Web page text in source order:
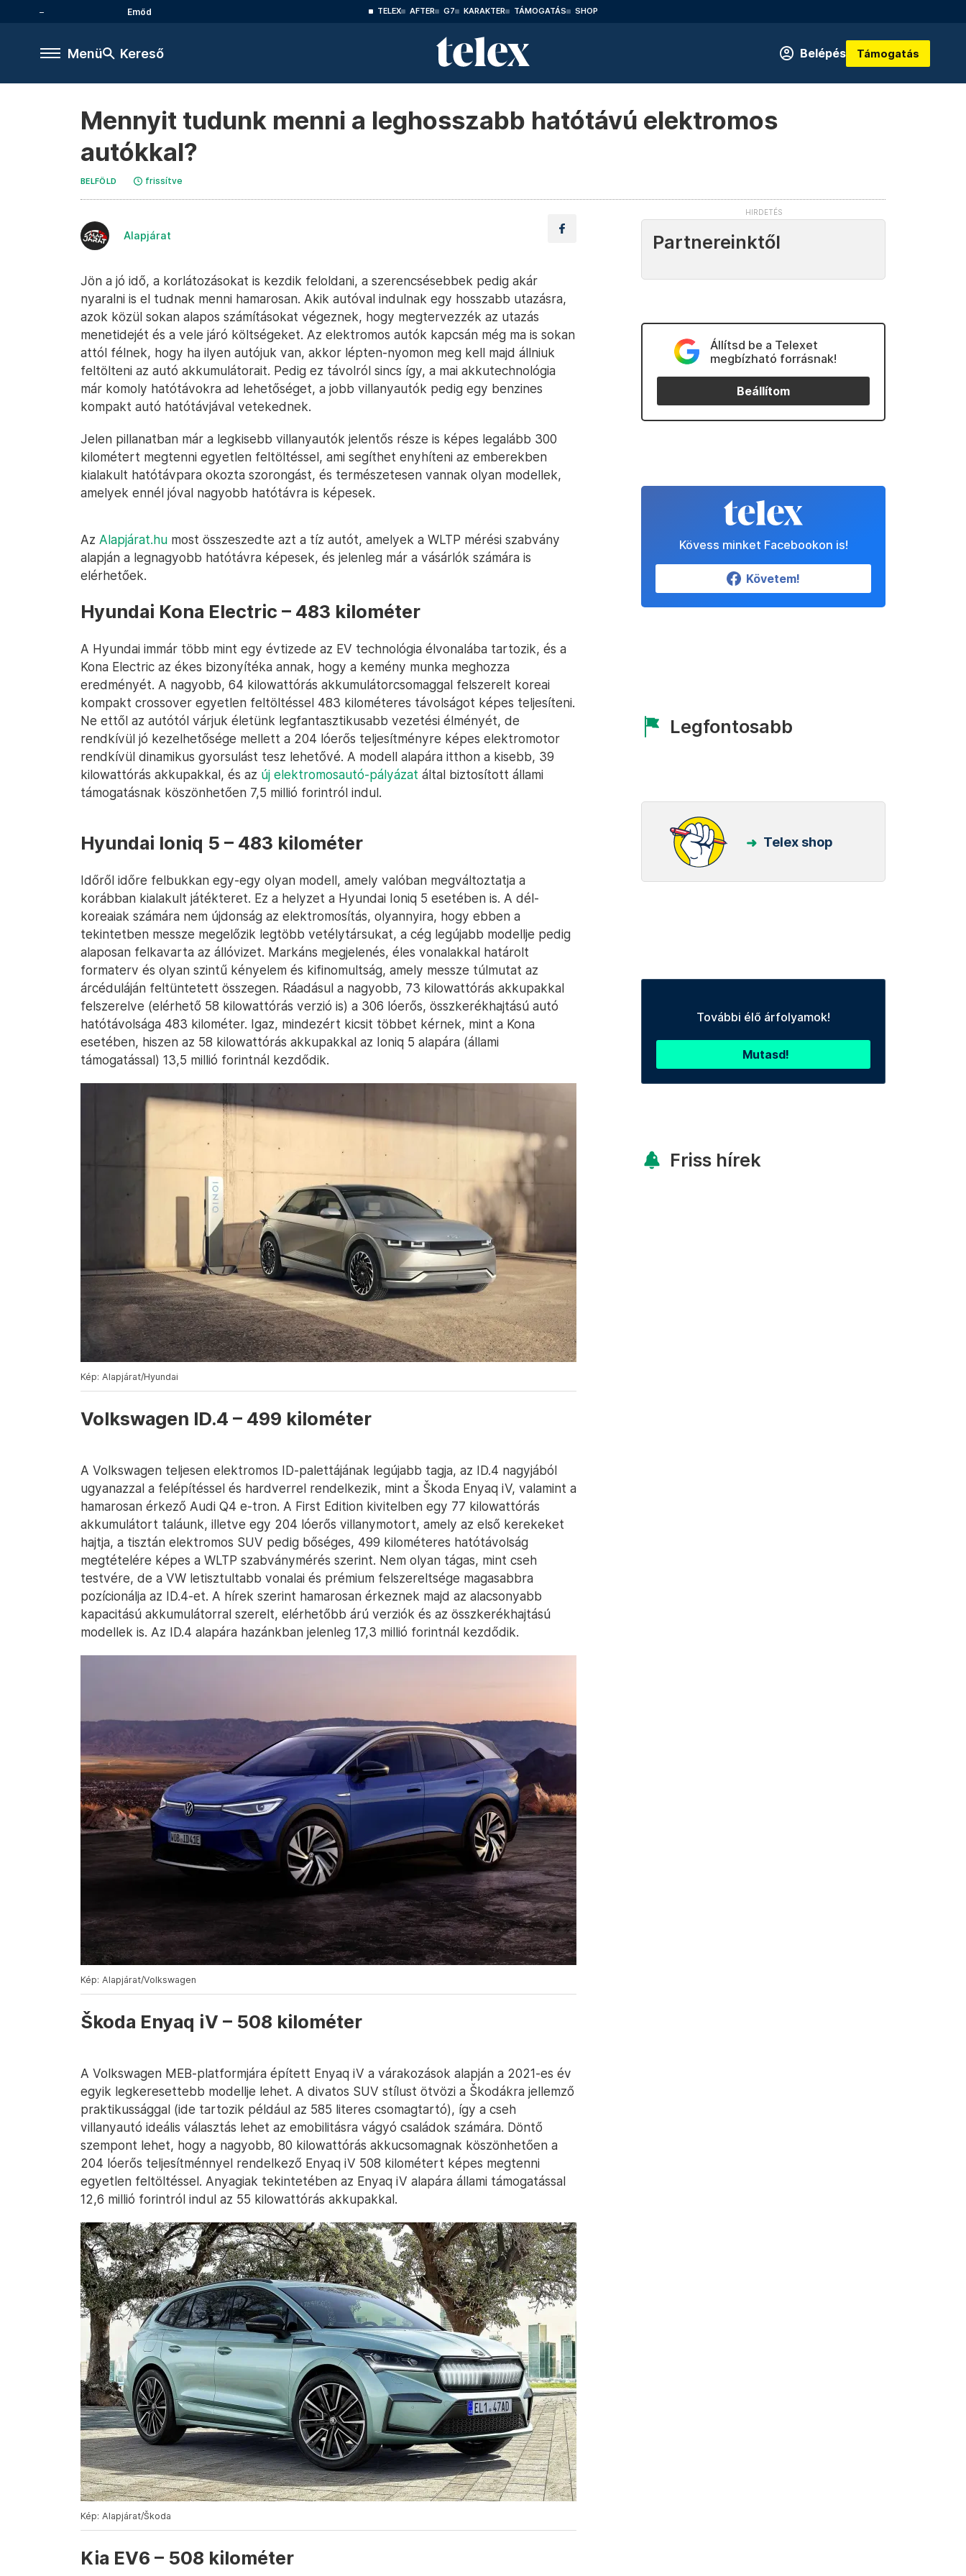
Emőd TELEX AFTER G7 KARAKTER TÁMOGATÁS SHOP
Menü Kereső Belépés Támogatás
Mennyit tudunk menni a leghosszabb hatótávú elektromos
autókkal?
BELFÖLD frissítve
Alapjárat
Jön a jó idő, a korlátozásokat is kezdik feloldani, a szerencsésebbek pedig akár
nyaralni is el tudnak menni hamarosan. Akik autóval indulnak egy hosszabb utazásra,
azok közül sokan alapos számításokat végeznek, hogy megtervezzék az utazás
menetidejét és a vele járó költségeket. Az elektromos autók kapcsán még ma is sokan
attól félnek, hogy ha ilyen autójuk van, akkor lépten-nyomon meg kell majd állniuk
feltölteni az autó akkumulátorait. Pedig ez távolról sincs így, a mai akkutechnológia
már komoly hatótávokra ad lehetőséget, a jobb villanyautók pedig egy benzines
kompakt autó hatótávjával vetekednek.
Jelen pillanatban már a legkisebb villanyautók jelentős része is képes legalább 300
kilométert megtenni egyetlen feltöltéssel, ami segíthet enyhíteni az emberekben
kialakult hatótávpara okozta szorongást, és természetesen vannak olyan modellek,
amelyek ennél jóval nagyobb hatótávra is képesek.
Az Alapjárat.hu most összeszedte azt a tíz autót, amelyek a WLTP mérési szabvány
alapján a legnagyobb hatótávra képesek, és jelenleg már a vásárlók számára is
elérhetőek.
Hyundai Kona Electric – 483 kilométer
A Hyundai immár több mint egy évtizede az EV technológia élvonalába tartozik, és a
Kona Electric az ékes bizonyítéka annak, hogy a kemény munka meghozza
eredményét. A nagyobb, 64 kilowattórás akkumulátorcsomaggal felszerelt koreai
kompakt crossover egyetlen feltöltéssel 483 kilométeres távolságot képes teljesíteni.
Ne ettől az autótól várjuk életünk legfantasztikusabb vezetési élményét, de
rendkívül jó kezelhetősége mellett a 204 lóerős teljesítményre képes elektromotor
rendkívül dinamikus gyorsulást tesz lehetővé. A modell alapára itthon a kisebb, 39
kilowattórás akkupakkal, és az új elektromosautó-pályázat által biztosított állami
támogatásnak köszönhetően 7,5 millió forintról indul.
Hyundai Ioniq 5 – 483 kilométer
Időről időre felbukkan egy-egy olyan modell, amely valóban megváltoztatja a
korábban kialakult játékteret. Ez a helyzet a Hyundai Ioniq 5 esetében is. A dél-
koreaiak számára nem újdonság az elektromosítás, olyannyira, hogy ebben a
tekintetben messze megelőzik legtöbb vetélytársukat, a cég legújabb modellje pedig
alaposan felkavarta az állóvizet. Markáns megjelenés, éles vonalakkal határolt
formaterv és olyan szintű kényelem és kifinomultság, amely messze túlmutat az
árcéduláján feltüntetett összegen. Ráadásul a nagyobb, 73 kilowattórás akkupakkal
felszerelve (elérhető 58 kilowattórás verzió is) a 306 lóerős, összkerékhajtású autó
hatótávolsága 483 kilométer. Igaz, mindezért kicsit többet kérnek, mint a Kona
esetében, hiszen az 58 kilowattórás akkupakkal az Ioniq 5 alapára (állami
támogatással) 13,5 millió forintnál kezdődik.
Kép: Alapjárat/Hyundai
Volkswagen ID.4 – 499 kilométer
A Volkswagen teljesen elektromos ID-palettájának legújabb tagja, az ID.4 nagyjából
ugyanazzal a felépítéssel és hardverrel rendelkezik, mint a Škoda Enyaq iV, valamint a
hamarosan érkező Audi Q4 e-tron. A First Edition kivitelben egy 77 kilowattórás
akkumulátort taláunk, illetve egy 204 lóerős villanymotort, amely az első kerekeket
hajtja, a tisztán elektromos SUV pedig bőséges, 499 kilométeres hatótávolság
megtételére képes a WLTP szabványmérés szerint. Nem olyan tágas, mint cseh
testvére, de a VW letisztultabb vonalai és prémium felszereltsége magasabbra
pozícionálja az ID.4-et. A hírek szerint hamarosan érkeznek majd az alacsonyabb
kapacitású akkumulátorral szerelt, elérhetőbb árú verziók és az összkerékhajtású
modellek is. Az ID.4 alapára hazánkban jelenleg 17,3 millió forintnál kezdődik.
Kép: Alapjárat/Volkswagen
Škoda Enyaq iV – 508 kilométer
A Volkswagen MEB-platformjára épített Enyaq iV a várakozások alapján a 2021-es év
egyik legkeresettebb modellje lehet. A divatos SUV stílust ötvözi a Škodákra jellemző
praktikussággal (ide tartozik például az 585 literes csomagtartó), így a cseh
villanyautó ideális választás lehet az emobilitásra vágyó családok számára. Döntő
szempont lehet, hogy a nagyobb, 80 kilowattórás akkucsomagnak köszönhetően a
204 lóerős teljesítménnyel rendelkező Enyaq iV 508 kilométert képes megtenni
egyetlen feltöltéssel. Anyagiak tekintetében az Enyaq iV alapára állami támogatással
12,6 millió forintról indul az 55 kilowattórás akkupakkal.
Kép: Alapjárat/Škoda
Kia EV6 – 508 kilométer
Partnereinktől
Állítsd be a Telexet
megbízható forrásnak!
Beállítom
Kövess minket Facebookon is!
Követem!
Legfontosabb
Telex shop
További élő árfolyamok!
Mutasd!
Friss hírek